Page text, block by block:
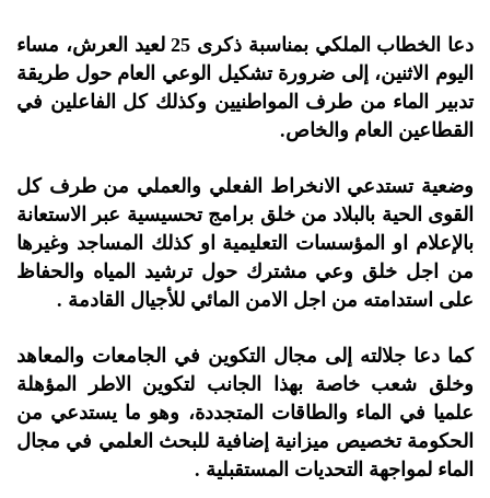
دعا الخطاب الملكي بمناسبة ذكرى 25 لعيد العرش، مساء
اليوم الاثنين، إلى ضرورة تشكيل الوعي العام حول طريقة
تدبير الماء من طرف المواطنيين وكذلك كل الفاعلين في
القطاعين العام والخاص.
وضعية تستدعي الانخراط الفعلي والعملي من طرف كل
القوى الحية بالبلاد من خلق برامج تحسيسية عبر الاستعانة
بالإعلام او المؤسسات التعليمية او كذلك المساجد وغيرها
من اجل خلق وعي مشترك حول ترشيد المياه والحفاظ
على استدامته من اجل الامن المائي للأجيال القادمة .
كما دعا جلالته إلى مجال التكوين في الجامعات والمعاهد
وخلق شعب خاصة بهذا الجانب لتكوين الاطر المؤهلة
علميا في الماء والطاقات المتجددة، وهو ما يستدعي من
الحكومة تخصيص ميزانية إضافية للبحث العلمي في مجال
الماء لمواجهة التحديات المستقبلية .